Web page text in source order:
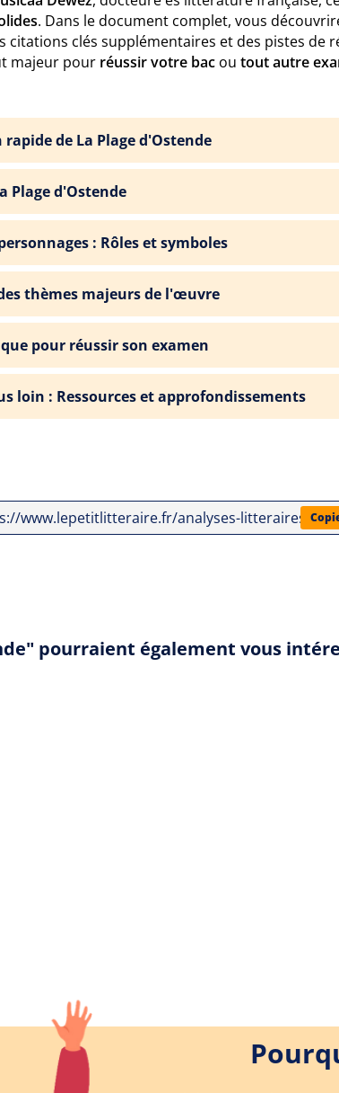
. Dans le document complet, vous
citations clés supplémentaires et des pistes de
majeur pour réussir votre bac ou tout autre
de La Plage d'Ostende
Plage d'Ostende
: Rôles et symboles
thèmes majeurs de l'œuvre
pour réussir son examen
loin : Ressources et approfondissements
www.lepetitlitteraire.fr/analyses-litteraires/
pourraient également vous